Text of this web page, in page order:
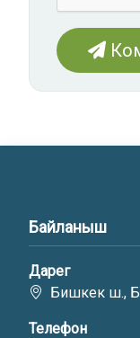
Байланыш
Дарег
Бишкек ш.,
Телефон